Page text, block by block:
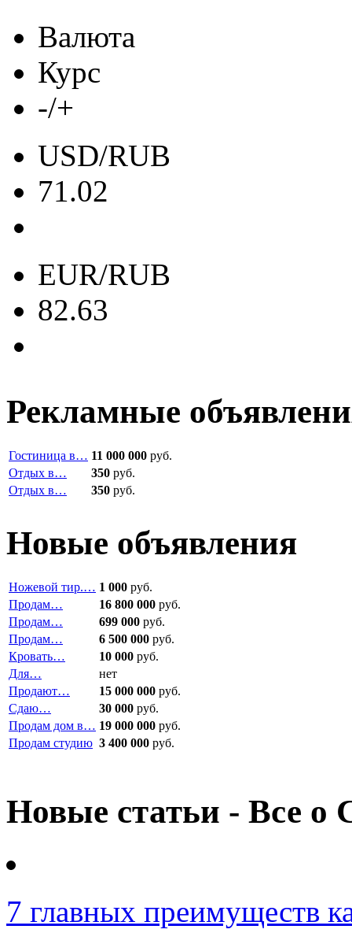
Валюта
Курс
-/+
USD/RUB
71.02
EUR/RUB
82.63
Рекламные
Гостиница в… 11 000 000 руб.
Отдых в…
350 руб.
Отдых в…
350 руб.
Новые объявления
Ножевой тир.… 1 000 руб.
Продам…
16 800 000 руб.
Продам…
699 000 руб.
Продам…
6 500 000 руб.
Кровать…
10 000 руб.
Для…
нет
Продают…
15 000 000 руб.
Сдаю…
30 000 руб.
Продам дом в… 19 000 000 руб.
Продам студию 3 400 000 руб.
Новые статьи - Все о
7 главных преимуществ